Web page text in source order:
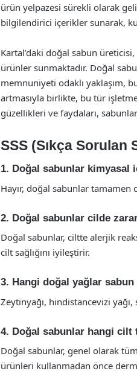
ürün yelpazesi sürekli olarak
bilgilendirici içerikler sunarak,
Kartal’daki doğal sabun
ürünler sunmaktadır. Doğal
memnuniyeti odaklı yaklaşım,
artmasıyla birlikte, bu tür
güzellikleri ve faydaları,
SSS (Sıkça Sorulan
1. Doğal sabunlar kimyasal
Hayır, doğal sabunlar
2. Doğal sabunlar cilde
Doğal sabunlar, ciltte alerjik
cilt sağlığını iyileştirir.
3. Hangi doğal yağlar sabun
Zeytinyağı, hindistancevizi yağı,
4. Doğal sabunlar hangi
Doğal sabunlar, genel olarak
ürünleri kullanmadan önce